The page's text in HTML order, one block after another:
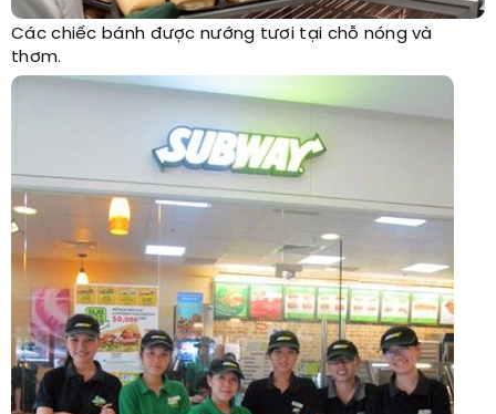
Các chiếc bánh được nướng tươi tại chỗ nóng và
thơm.